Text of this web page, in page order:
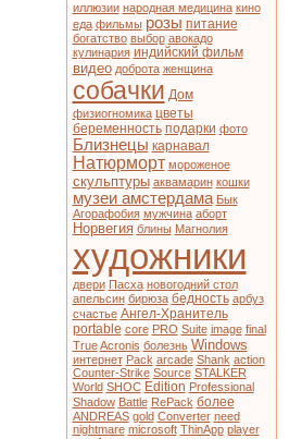
иллюзии народная медицина кино
еда фильмы розы питание
богатство выбор авокадо
кулинария индийский фильм
видео доброта женщина
собачки Дом
физиогномика цветы
беременность подарки фото
Близнецы карнавал
Натюрморт мороженое
скульптуры аквамарин кошки
музеи амстердама Бык
Агорафобия мужчина аборт
Норвегия блины Магнолия
художники
двери Пасха новогодний стол
апельсин бирюза бедность арбуз
счастье Ангел-Хранитель
portable core PRO Suite image final
True Acronis болезнь Windows
интернет Pack arcade Shank action
Counter-Strike Source STALKER
World SHOC Edition Professional
Shadow Battle RePack более
ANDREAS gold Converter need
nightmare microsoft ThinApp player